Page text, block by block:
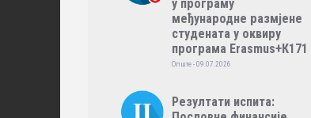
у програму
међународне размјене
студената у оквиру
програма Erasmus+К171
Опште - 09.07.2026
Резултати испита: